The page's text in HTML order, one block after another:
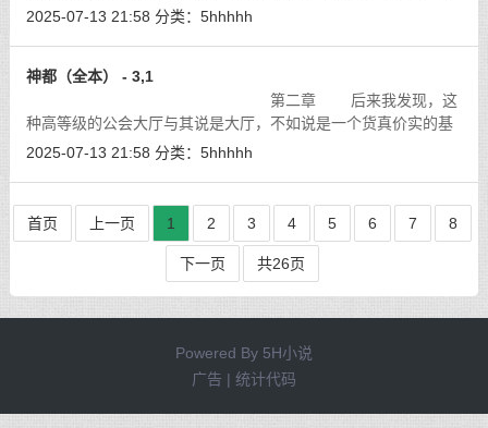
话。[详细]
2025-07-13 21:58 分类： 5hhhhh
神都（全本） - 3,1
第二章 后来我发现，这
种高等级的公会大厅与其说是大厅，不如说是一个货真价实的基
地。Ｆｅｙ带我在公会的基地四处转了转，这里有着专门的大型
2025-07-13 21:58 分类： 5hhhhh
首页 上一页 1 2 3 4 5 6 7 8
下一页 共26页
Powered By 5H小说
广告 | 统计代码